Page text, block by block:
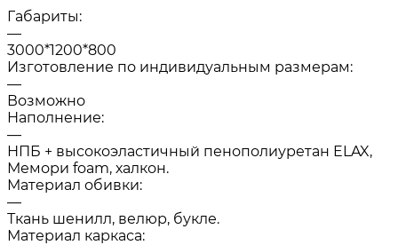
Габариты:
—
3000*1200*800
Изготовление по индивидуальным размерам:
—
Возможно
Наполнение:
—
НПБ + высокоэластичный пенополиуретан ELAX,
Мемори foam, халкон.
Материал обивки:
—
Ткань шенилл, велюр, букле.
Материал каркаса: